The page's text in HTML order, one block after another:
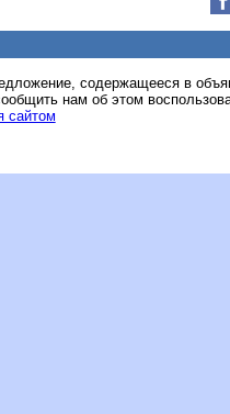
содержащееся в
нам об этом
сайтом